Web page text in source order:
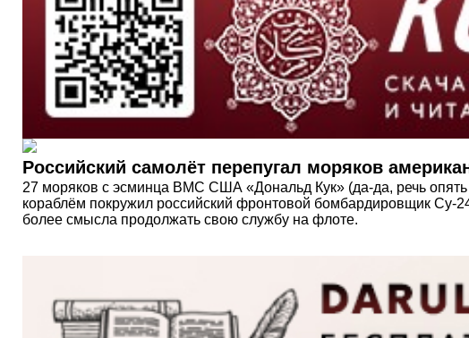
Российский самолёт перепугал моряков
27 моряков с эсминца ВМС США «Дональд Кук» (да-да, речь опять
кораблём покружил российский фронтовой бомбардировщик Су-
более смысла продолжать свою службу на флоте.